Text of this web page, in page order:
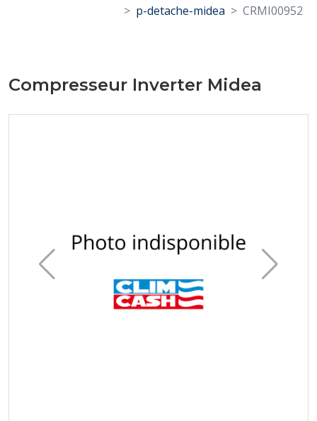
p-detache-midea
CRMI00952
Compresseur Inverter Midea